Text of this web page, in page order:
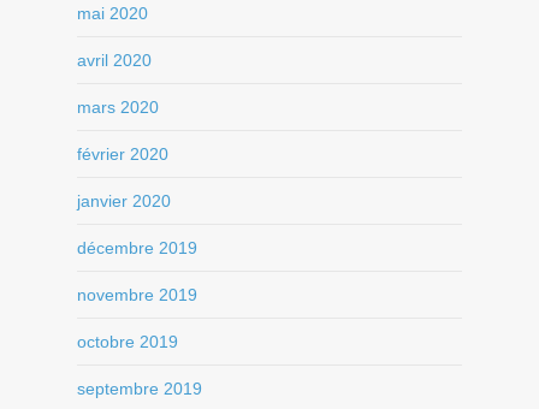
mai 2020
avril 2020
mars 2020
février 2020
janvier 2020
décembre 2019
novembre 2019
octobre 2019
septembre 2019